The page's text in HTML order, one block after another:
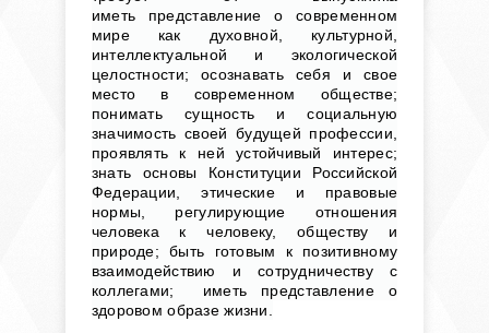
иметь представление о современном
мире как духовной, культурной,
интеллектуальной и экологической
целостности; осознавать себя и свое
место в современном обществе;
понимать сущность и социальную
значимость своей будущей профессии,
проявлять к ней устойчивый интерес;
знать основы Конституции Российской
Федерации, этические и правовые
нормы, регулирующие отношения
человека к человеку, обществу и
природе; быть готовым к позитивному
взаимодействию и сотрудничеству с
коллегами; иметь представление о
здоровом образе жизни.